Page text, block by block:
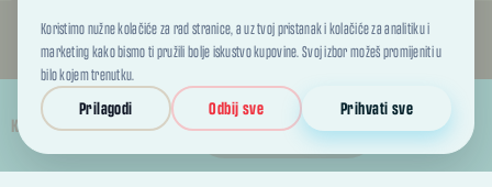
KOLIČINA DODAJ U KOŠARICU
Koristimo nužne kolačiće za rad stranice, a uz tvoj pristanak i kolačiće za analitiku i
marketing kako bismo ti pružili bolje iskustvo kupovine. Svoj izbor možeš promijeniti u
bilo kojem trenutku.
Prilagodi Odbij sve Prihvati sve
TREBATE RASKID UGOVORA?
Kupac može podnijeti zahtjev za jednostrani raskid ugovora u roku od 14 dana od
primitka proizvoda.
Raskid ugovora